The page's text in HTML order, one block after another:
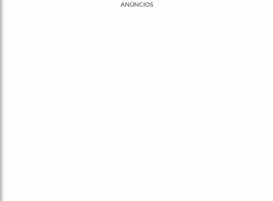
ANÚNCIOS